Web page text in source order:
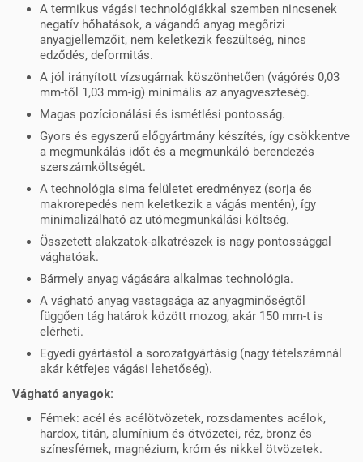
A termikus vágási technológiákkal szemben nincsenek
negatív hőhatások, a vágandó anyag megőrizi
anyagjellemzőit, nem keletkezik feszültség, nincs
edződés, deformitás.
A jól irányított vízsugárnak köszönhetően (vágórés 0,03
mm-től 1,03 mm-ig) minimális az anyagveszteség.
Magas pozícionálási és ismétlési pontosság.
Gyors és egyszerű előgyártmány készítés, így csökkentve
a megmunkálás időt és a megmunkáló berendezés
szerszámköltségét.
A technológia sima felületet eredményez (sorja és
makrorepedés nem keletkezik a vágás mentén), így
minimalizálható az utómegmunkálási költség.
Összetett alakzatok-alkatrészek is nagy pontossággal
vághatóak.
Bármely anyag vágására alkalmas technológia.
A vágható anyag vastagsága az anyagminőségtől
függően tág határok között mozog, akár 150 mm-t is
elérheti.
Egyedi gyártástól a sorozatgyártásig (nagy tételszámnál
akár kétfejes vágási lehetőség).
Vágható anyagok:
Fémek: acél és acélötvözetek, rozsdamentes acélok,
hardox, titán, alumínium és ötvözetei, réz, bronz és
színesfémek, magnézium, króm és nikkel ötvözetek.